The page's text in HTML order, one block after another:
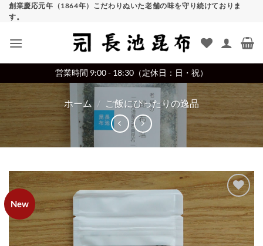
Skip創業慶応元年（1864年）こだわりぬいた老舗の味を守り続けておりま
す。
営業時間 9:00 - 18:30（定休日：日・祝）
ホーム / ご飯にぴったりの逸品
New
Add to
wishlist